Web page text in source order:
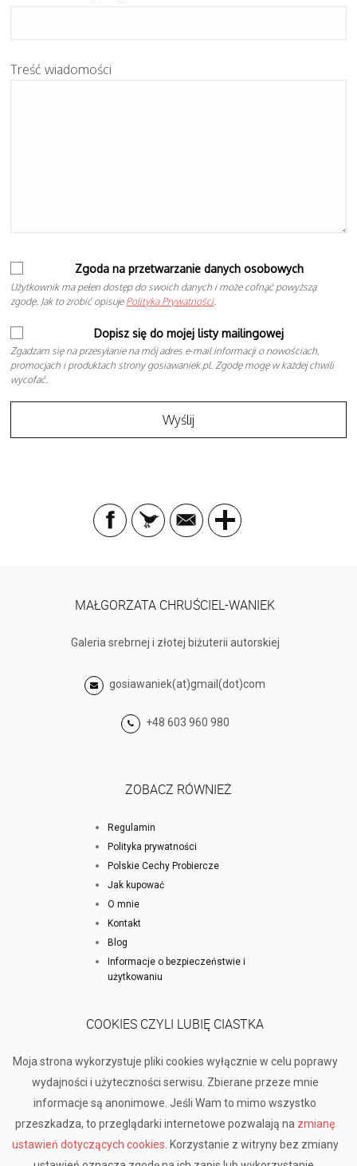
Treść wiadomości
Zgoda na przetwarzanie danych osobowych
Użytkownik ma pełen dostęp do swoich danych i może cofnąć powyższą
zgodę. Jak to zrobić opisuje Polityka Prywatności.
Dopisz się do mojej listy mailingowej
Zgadzam się na przesyłanie na mój adres e-mail informacji o nowościach,
promocjach i produktach strony gosiawaniek.pl. Zgodę mogę w każdej chwili
wycofać.
MAŁGORZATA CHRUŚCIEL-WANIEK
Galeria srebrnej i złotej biżuterii autorskiej
gosiawaniek(at)gmail(dot)com
+48 603 960 980
ZOBACZ RÓWNIEŻ
Regulamin
Polityka prywatności
Polskie Cechy Probiercze
Jak kupować
O mnie
Kontakt
Blog
Informacje o bezpieczeństwie i
użytkowaniu
COOKIES CZYLI LUBIĘ CIASTKA
Moja strona wykorzystuje pliki cookies wyłącznie w celu poprawy
wydajności i użyteczności serwisu. Zbierane przeze mnie
informacje są anonimowe. Jeśli Wam to mimo wszystko
przeszkadza, to przeglądarki internetowe pozwalają na zmianę
ustawień dotyczących cookies . Korzystanie z witryny bez zmiany